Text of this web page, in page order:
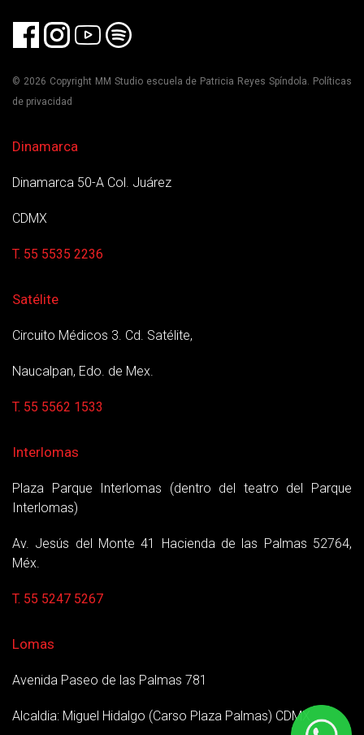
© 2026 Copyright MM Studio escuela de Patricia Reyes Spíndola. Políticas
de privacidad
Dinamarca
Dinamarca 50-A Col. Juárez
CDMX
T. 55 5535 2236
Satélite
Circuito Médicos 3. Cd. Satélite,
Naucalpan, Edo. de Mex.
T. 55 5562 1533
Interlomas
Plaza Parque Interlomas (dentro del teatro del Parque
Interlomas)
Av. Jesús del Monte 41 Hacienda de las Palmas 52764,
Méx.
T. 55 5247 5267
Lomas
Avenida Paseo de las Palmas 781
Alcaldia: Miguel Hidalgo (Carso Plaza Palmas) CDMX